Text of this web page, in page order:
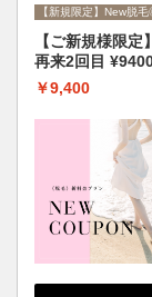
【新規限定】New脱
【ご新規様限
再来2回目
￥9,400